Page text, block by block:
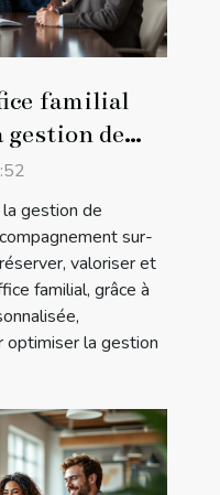
familial
de
?
gestion de
sur-
valoriser et
familial, grâce à
optimiser la gestion